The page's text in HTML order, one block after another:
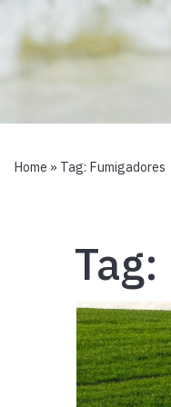
Home » Tag: Fumigadores
Tag: